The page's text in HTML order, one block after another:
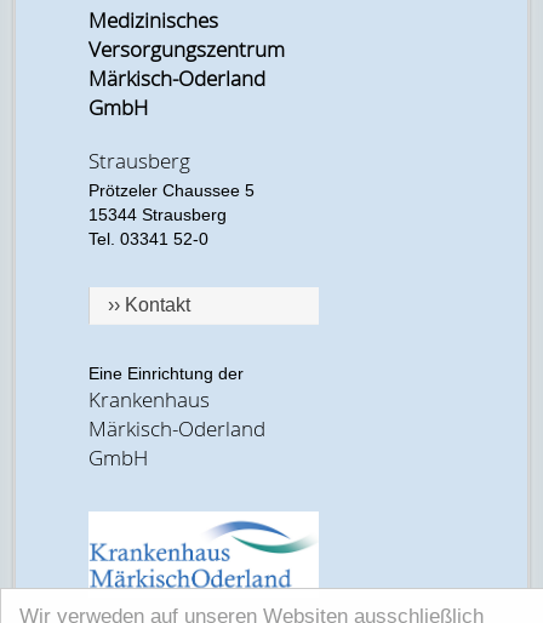
Wir verweden auf unseren Websiten ausschließlich
Medizinisches
Versorgungszentrum
Märkisch-Oderland
GmbH
Strausberg
Prötzeler Chaussee 5
15344 Strausberg
Tel. 03341 52-0
›› Kontakt
Eine Einrichtung der
Krankenhaus
Märkisch-Oderland
GmbH